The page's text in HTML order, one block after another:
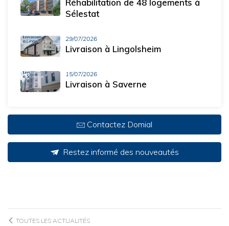
Sélestat
29/07/2026
Livraison à Lingolsheim
15/07/2026
Livraison à Saverne
Contactez Domial
Restez informé des nouveautés
TOUTES LES ACTUALITÉS